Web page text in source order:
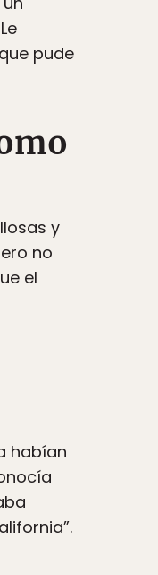
pude
y
no
el
habían